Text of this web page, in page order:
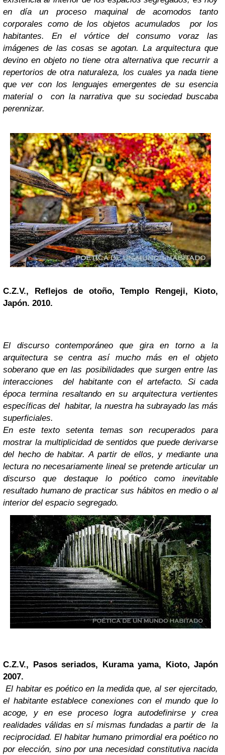
en día un proceso maquinal de acomodos tanto
corporales como de los objetos acumulados por los
habitantes. En el vórtice del consumo voraz las
imágenes de las cosas se agotan. La arquitectura que
devino en objeto no tiene otra alternativa que recurrir a
repertorios de otra naturaleza, los cuales ya nada tiene
que ver con los lenguajes emergentes de su esencia
material o con la narrativa que su sociedad buscaba
perennizar.
C.Z.V., Reflejos de otoño, Templo Rengeji, Kioto,
Japón. 2010.
El discurso contemporáneo que gira en torno a la
arquitectura se centra así mucho más en el objeto
soberano que en las posibilidades que surgen entre las
interacciones del habitante con el artefacto. Si cada
época termina resaltando en su arquitectura vertientes
específicas del habitar, la nuestra ha subrayado las más
superficiales.
En este texto setenta temas son recuperados para
mostrar la multiplicidad de sentidos que puede derivarse
del hecho de habitar. A partir de ellos, y mediante una
lectura no necesariamente lineal se pretende articular un
discurso que destaque lo poético como inevitable
resultado humano de practicar sus hábitos en medio o al
interior del espacio segregado.
C.Z.V., Pasos seriados, Kurama yama, Kioto, Japón
2007.
El habitar es poético en la medida que, al ser ejercitado,
el habitante establece conexiones con el mundo que lo
acoge, y en ese proceso logra autodefinirse y crea
realidades válidas en sí mismas fundadas a partir de la
reciprocidad. El habitar humano primordial era poético no
por elección, sino por una necesidad constitutiva nacida